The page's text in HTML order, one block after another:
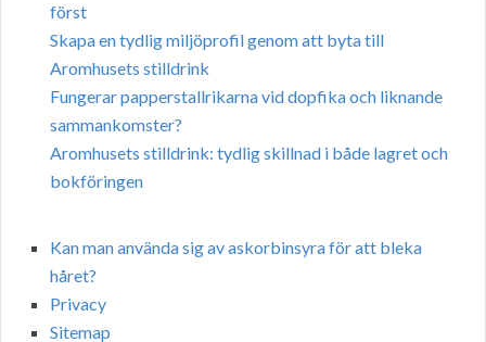
först
Skapa en tydlig miljöprofil genom att byta till
Aromhusets stilldrink
Fungerar papperstallrikarna vid dopfika och liknande
sammankomster?
Aromhusets stilldrink: tydlig skillnad i både lagret och
bokföringen
Kan man använda sig av askorbinsyra för att bleka
håret?
Privacy
Sitemap